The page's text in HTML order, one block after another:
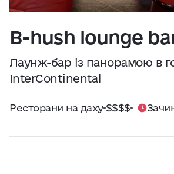
Про нас
Співпраця
Київ сьогодні
Практичні поради
Джерело:openweathermap.org
B-hush lounge
Лаунж-бар із панорамою в
InterContinental
Ресторани на даху $$$$